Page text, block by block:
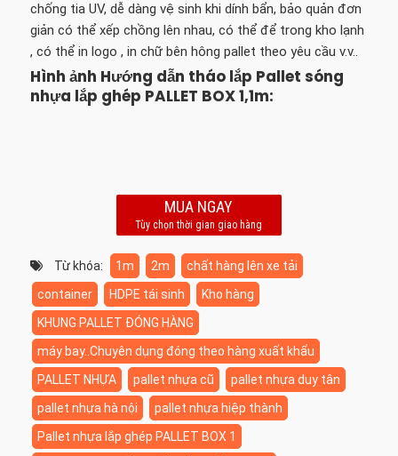
chống tia UV, dễ dàng vệ sinh khi dính bẩn, bảo quản đơn
giản có thể xếp chồng lên nhau, có thể để trong kho lạnh
, có thể in logo , in chữ bên hông pallet theo yêu cầu v.v..
Hình ảnh Hướng dẫn tháo lắp Pallet sóng
nhựa lắp ghép PALLET BOX 1,1m:
MUA NGAY
Tùy chọn thời gian giao hàng
Từ khóa: 1m 2m
chất hàng lên xe tải
container
HDPE tái sinh
Kho hàng
KHUNG PALLET ĐÓNG HÀNG
máy bay..Chuyên dụng đóng theo hàng xuất khẩu
PALLET NHỰA
pallet nhựa cũ
pallet nhựa duy tân
pallet nhựa hà nội
pallet nhựa hiệp thành
Pallet nhựa lắp ghép PALLET BOX 1